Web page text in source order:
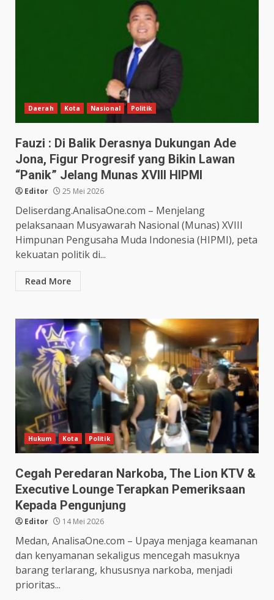
Daerah Kota Nasional Politik
Fauzi : Di Balik Derasnya Dukungan Ade
Jona, Figur Progresif yang Bikin Lawan
“Panik” Jelang Munas XVIII HIPMI
Editor 25 Mei 2026
Deliserdang.AnalisaOne.com – Menjelang
pelaksanaan Musyawarah Nasional (Munas) XVIII
Himpunan Pengusaha Muda Indonesia (HIPMI), peta
kekuatan politik di...
Read More
Hukum Kota Politik
Cegah Peredaran Narkoba, The Lion KTV &
Executive Lounge Terapkan Pemeriksaan
Kepada Pengunjung
Editor 14 Mei 2026
Medan, AnalisaOne.com – Upaya menjaga keamanan
dan kenyamanan sekaligus mencegah masuknya
barang terlarang, khususnya narkoba, menjadi
prioritas...